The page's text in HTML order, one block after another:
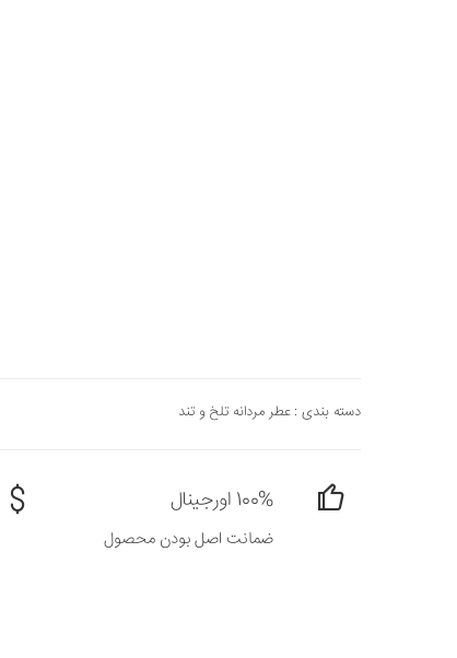
دسته بندی :عطر مردانه تلخ و تند
100% اورجینال
ضمانت اصل بودن محصول